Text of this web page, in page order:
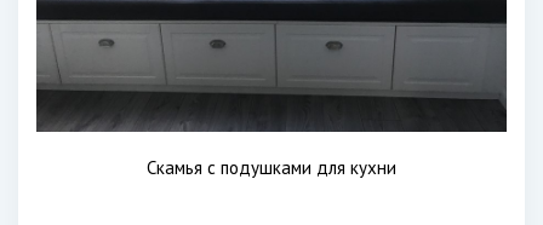
Скамья с подушками для кухни